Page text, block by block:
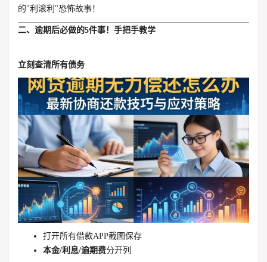
的"利滚利"恐怖故事！
二、逾期后必做的5件事！手把手教学
立刻查清所有债务
打开所有借款APP截图保存
本金/利息/逾期费分开列